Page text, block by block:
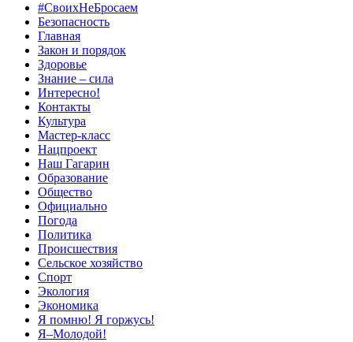
#СвоихНеБросаем
Безопасность
Главная
Закон и порядок
Здоровье
Знание – сила
Интересно!
Контакты
Культура
Мастер-класс
Нацпроект
Наш Гагарин
Образование
Общество
Официально
Погода
Политика
Происшествия
Сельское хозяйство
Спорт
Экология
Экономика
Я помню! Я горжусь!
Я–Молодой!